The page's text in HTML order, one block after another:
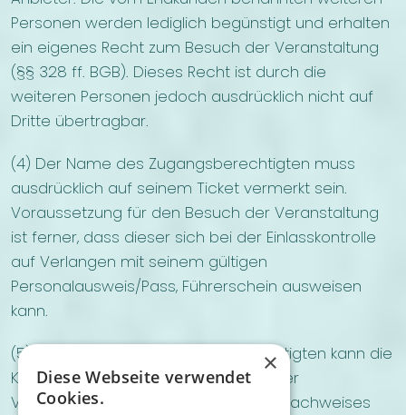
Personen werden lediglich begünstigt und erhalten
ein eigenes Recht zum Besuch der Veranstaltung
(§§ 328 ff. BGB). Dieses Recht ist durch die
weiteren Personen jedoch ausdrücklich nicht auf
Dritte übertragbar.
(4) Der Name des Zugangsberechtigten muss
ausdrücklich auf seinem Ticket vermerkt sein.
Voraussetzung für den Besuch der Veranstaltung
ist ferner, dass dieser sich bei der Einlasskontrolle
auf Verlangen mit seinem gültigen
Personalausweis/Pass, Führerschein ausweisen
kann.
(5) Bei Krankheit des Zugangsberechtigten kann die
Karte bis zu 96 Stunden vor Beginn der
Veranstaltung gegen Vorlage eines Nachweises
×
Diese Webseite verwendet
Cookies.